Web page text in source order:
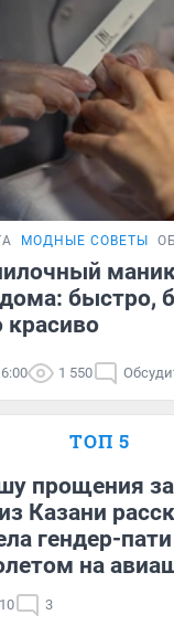
МОДНЫЕ СОВЕТЫ
быстро,
красиво
1 550
ТОП 5
прощения
Казани
гендер-
на
3